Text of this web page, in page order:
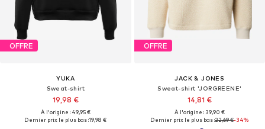
OFFRE
YUKA
Sweat-shirt
19,98 €
À l'origine : 49,95 €
Dernier prix le plus bas :19,98 €
OFFRE
JACK & JONES
Sweat-shirt 'JORGREENE'
14,81 €
À l'origine : 39,90 €
Dernier prix le plus bas :22,69 €-34%